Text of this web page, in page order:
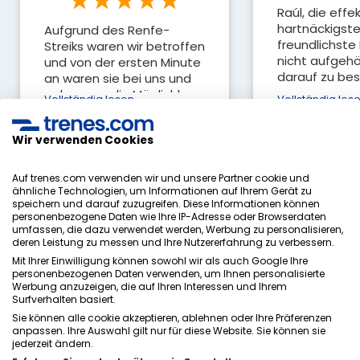
Aufgrund des Renfe-
Streiks waren wir betroffen
und von der ersten Minute
an waren sie bei uns und
gaben uns die Möglichkeit,
zurückzukehren. . .
Vollständig lesen
Raúl, die
freundlichste
nicht
darauf zu
meine
Vollständig
Alle Meinungen ansehen
Datenschutzrichtlinie
AGB
Cookie-Richtlinie
Sicherheitsrichtlinie
Impressum
Wir verwenden Cookies
Auf trenes.com verwenden wir und unsere Partner cookie und
ähnliche Technologien, um Informationen auf Ihrem Gerät zu
speichern und darauf zuzugreifen. Diese Informationen können
personenbezogene Daten wie Ihre IP-Adresse oder Browserdaten
umfassen, die dazu verwendet werden, Werbung zu personalisieren,
deren Leistung zu messen und Ihre Nutzererfahrung zu verbessern.
Mit Ihrer Einwilligung können sowohl wir als auch Google Ihre
personenbezogenen Daten verwenden, um Ihnen personalisierte
Werbung anzuzeigen, die auf Ihren Interessen und Ihrem
Surfverhalten basiert.
Sie können alle cookie akzeptieren, ablehnen oder Ihre Präferenzen
anpassen. Ihre Auswahl gilt nur für diese Website. Sie können sie
jederzeit ändern.